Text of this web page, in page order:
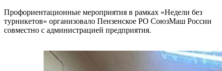
Профориентационные мероприятия в рамках «Недели без
турникетов» организовало Пензенское РО СоюзМаш России
совместно с администрацией предприятия.